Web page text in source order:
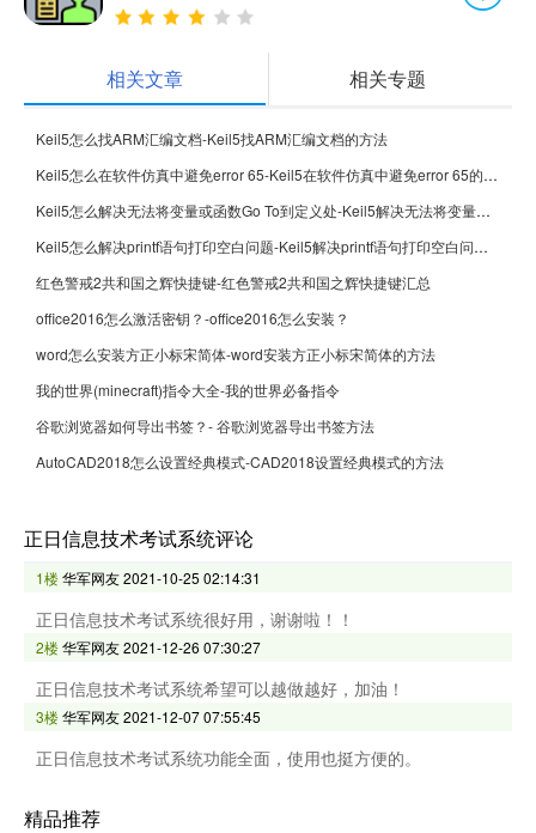
相关文章 相关专题
Keil5怎么找ARM汇编文档-Keil5找ARM汇编文档的方法
Keil5怎么在软件仿真中避免error 65-Keil5在软件仿真中避免error 65的方法
Keil5怎么解决无法将变量或函数Go To到定义处-Keil5解决无法将变量或函数Go To到定义处的方法
Keil5怎么解决printf语句打印空白问题-Keil5解决printf语句打印空白问题的方法
红色警戒2共和国之辉快捷键-红色警戒2共和国之辉快捷键汇总
office2016怎么激活密钥？-office2016怎么安装？
word怎么安装方正小标宋简体-word安装方正小标宋简体的方法
我的世界(minecraft)指令大全-我的世界必备指令
谷歌浏览器如何导出书签？- 谷歌浏览器导出书签方法
AutoCAD2018怎么设置经典模式-CAD2018设置经典模式的方法
正日信息技术考试系统评论
1楼华军网友2021-10-25 02:14:31
正日信息技术考试系统很好用，谢谢啦！！
2楼华军网友2021-12-26 07:30:27
正日信息技术考试系统希望可以越做越好，加油！
3楼华军网友2021-12-07 07:55:45
正日信息技术考试系统功能全面，使用也挺方便的。
精品推荐